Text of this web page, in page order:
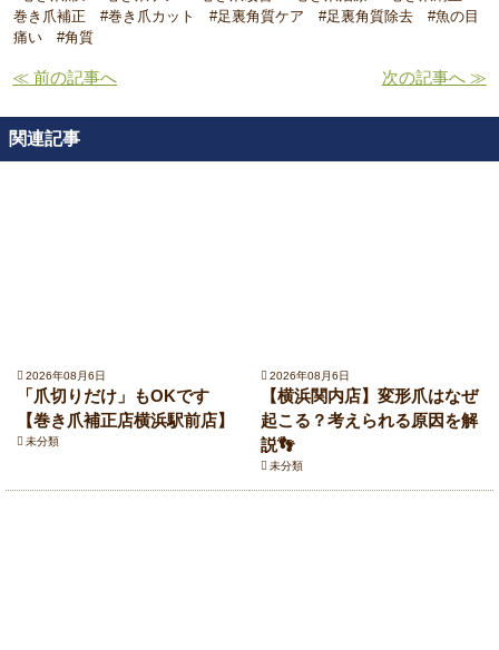
巻き爪補正 #巻き爪カット #足裏角質ケア #足裏角質除去 #魚の目
痛い #角質
≪ 前の記事へ 次の記事へ ≫
関連記事
2026年08月6日
「爪切りだけ」もOKです
【巻き爪補正店横浜駅前店】
未分類
2026年08月6日
【横浜関内店】変形爪はなぜ
起こる？考えられる原因を解
説👣
未分類